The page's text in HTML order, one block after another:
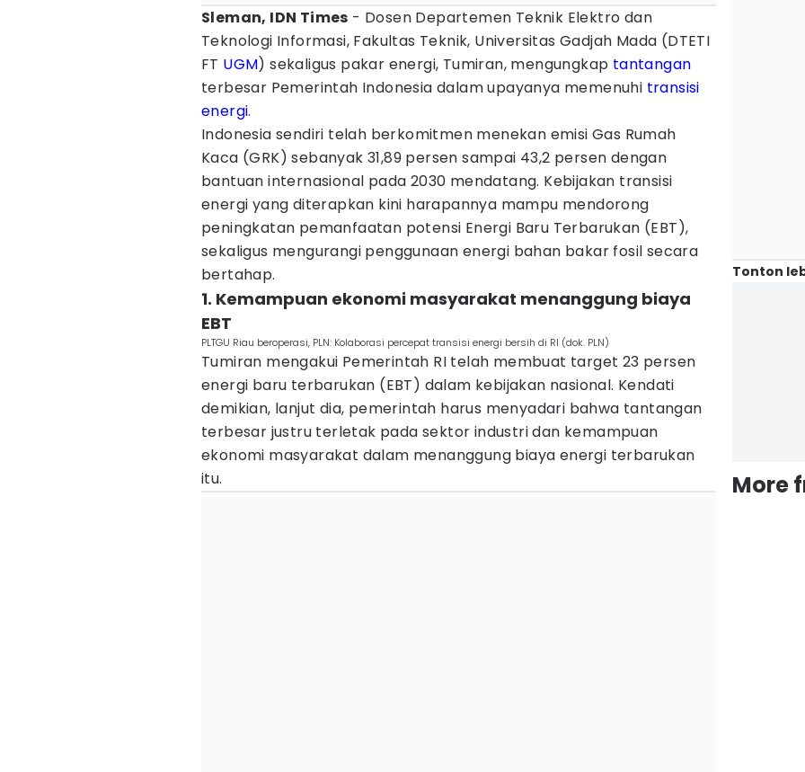
Sleman, IDN Times - Dosen Departemen Teknik Elektro dan
Teknologi Informasi, Fakultas Teknik, Universitas Gadjah Mada (DTETI
FT UGM) sekaligus pakar energi, Tumiran, mengungkap tantangan
terbesar Pemerintah Indonesia dalam upayanya memenuhi transisi
energi.
Indonesia sendiri telah berkomitmen menekan emisi Gas Rumah
Kaca (GRK) sebanyak 31,89 persen sampai 43,2 persen dengan
bantuan internasional pada 2030 mendatang. Kebijakan transisi
energi yang diterapkan kini harapannya mampu mendorong
peningkatan pemanfaatan potensi Energi Baru Terbarukan (EBT),
sekaligus mengurangi penggunaan energi bahan bakar fosil secara
bertahap.
1. Kemampuan ekonomi masyarakat menanggung biaya
EBT
PLTGU Riau beroperasi, PLN: Kolaborasi percepat transisi energi bersih di RI (dok. PLN)
Tumiran mengakui Pemerintah RI telah membuat target 23 persen
energi baru terbarukan (EBT) dalam kebijakan nasional. Kendati
demikian, lanjut dia, pemerintah harus menyadari bahwa tantangan
terbesar justru terletak pada sektor industri dan kemampuan
ekonomi masyarakat dalam menanggung biaya energi terbarukan
itu.
Tonton
More